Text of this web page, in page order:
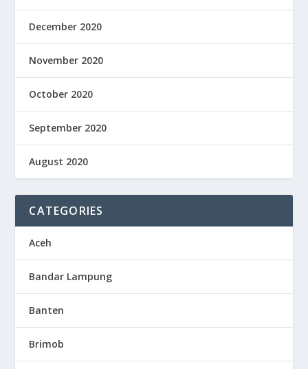
December 2020
November 2020
October 2020
September 2020
August 2020
CATEGORIES
Aceh
Bandar Lampung
Banten
Brimob